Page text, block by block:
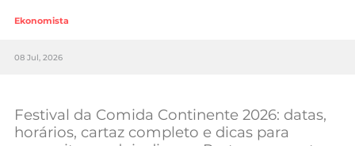
Lifestyle
Sociedade
Negócios
Ekonomista
08 Jul, 2026
Festival da Comida Continente 2026: datas,
horários, cartaz completo e dicas para